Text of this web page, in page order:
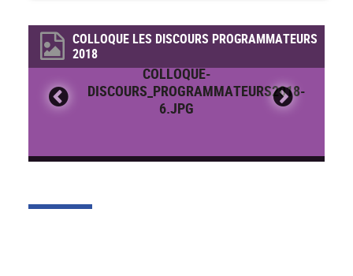
COLLOQUE LES DISCOURS PROGRAMMATEURS
2018
COLLOQUE-
DISCOURS_PROGRAMMATEURS2018-
6.JPG